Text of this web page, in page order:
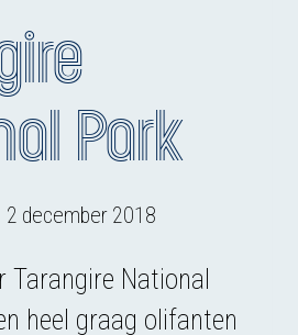
Park
2 december 2018
Tarangire National
heel graag olifanten